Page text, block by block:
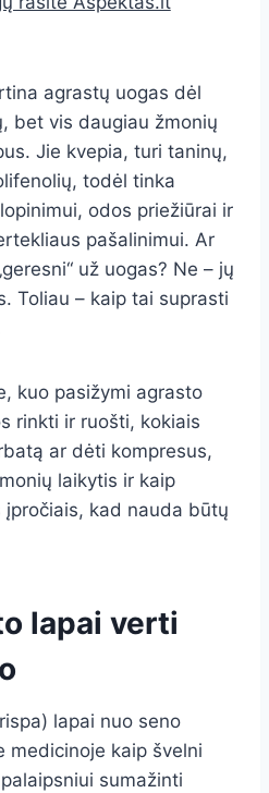
agrastų uogas dėl
bet vis daugiau žmonių
Jie kvepia, turi taninų,
todėl tinka
odos priežiūrai ir
pašalinimui. Ar
už uogas? Ne – jų
Toliau – kaip tai suprasti
kuo pasižymi agrasto
rinkti ir ruošti, kokiais
ar dėti kompresus,
laikytis ir kaip
kad nauda būtų
lapai verti
lapai nuo seno
medicinoje kaip švelni
sumažinti